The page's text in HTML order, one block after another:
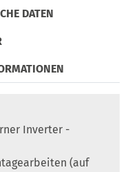
DATEN
Inverter -
(auf